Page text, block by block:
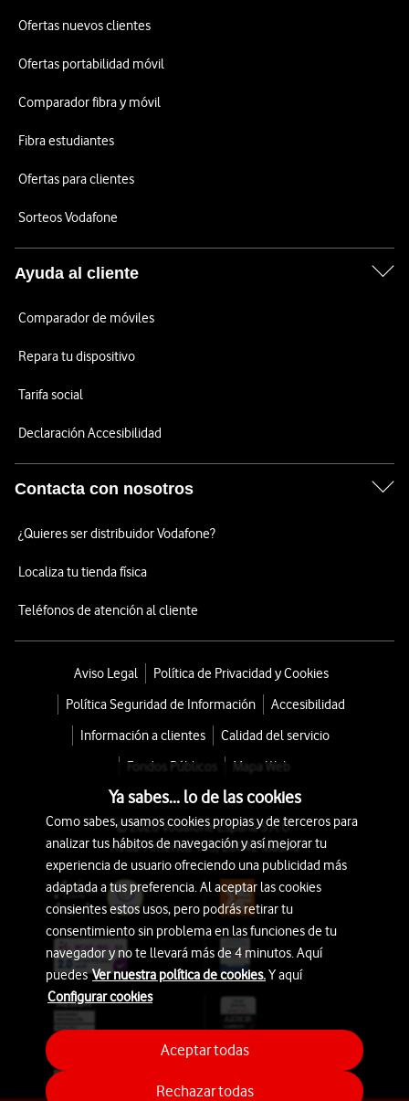
Ofertas nuevos clientes
Ofertas portabilidad móvil
Comparador fibra y móvil
Fibra estudiantes
Ofertas para clientes
Sorteos Vodafone
Ayuda al cliente
Comparador de móviles
Repara tu dispositivo
Tarifa social
Declaración Accesibilidad
Contacta con nosotros
¿Quieres ser distribuidor Vodafone?
Localiza tu tienda física
Teléfonos de atención al cliente
Aviso Legal
Política de Privacidad y Cookies
Política Seguridad de Información
Accesibilidad
Información a clientes
Calidad del servicio
Fondos Públicos
Mapa Web
© 2026 Vodafone España S.A.U.
Avda. América 115, 28042 Madrid
Ya sabes... lo de las cookies
Como sabes, usamos cookies propias y de terceros para
analizar tus hábitos de navegación y así mejorar tu
experiencia de usuario ofreciendo una publicidad más
adaptada a tus preferencia. Al aceptar las cookies
consientes estos usos, pero podrás retirar tu
consentimiento sin problema en las funciones de tu
navegador y no te llevará más de 4 minutos. Aquí
puedesVer nuestra política de cookies.Y aquí
Configurar cookies
Rechazar todas
Aceptar todas